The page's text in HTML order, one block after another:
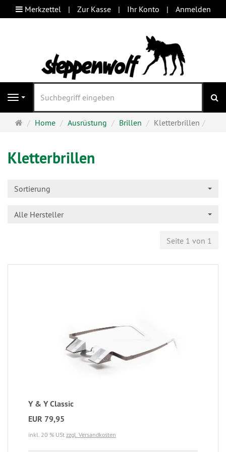
Merkzettel Zur Kasse Ihr Konto Anmelden
Navigation
Startseite
Home Ausrüstung Brillen Kletterbrillen
Kletterbrillen
Sortierung
Alle Hersteller
Seite 1 von 1
Y & Y Classic
EUR 79,95
inkl. 20 % USt zzgl. Versandkosten